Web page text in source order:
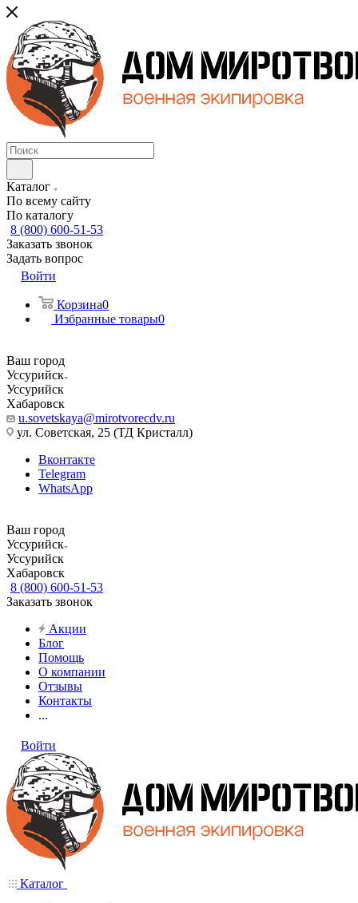
Каталог
По всему сайту
По каталогу
8 (800) 600-51-53
Заказать звонок
Задать вопрос
Войти
Корзина0
Избранные товары0
Ваш город
Уссурийск
Уссурийск
Хабаровск
u.sovetskaya@mirotvorecdv.ru
ул. Советская, 25 (ТД Кристалл)
Вконтакте
Telegram
WhatsApp
Ваш город
Уссурийск
Уссурийск
Хабаровск
8 (800) 600-51-53
Заказать звонок
Акции
Блог
Помощь
О компании
Отзывы
Контакты
...
Войти
Каталог